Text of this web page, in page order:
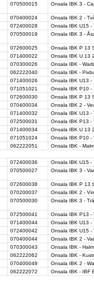
070500015 Onsala IBK 3 -
070400024
Onsala IBK 2 -
072400028
Onsala IBK U15 -
070500019 Onsala IBK 3 -
072600025
Onsala IBK P 13
071400022
Onsala IBK U 13
070300026
Onsala IBK -
062222040
Onsala IBK -
071400026
Onsala IBK U13 -
071051021
Onsala IBK P10 -
072600030
Onsala IBK P 13
070400034
Onsala IBK 2 -
071400032
Onsala IBK U13 -
072500031
Onsala IBK P13 -
071400034
Onsala IBK U 13
071051024
Onsala IBK P10 -
062222051
Onsala IBK -
072400036
Onsala IBK U15 -
070500027 Onsala IBK 3 -
072600038
Onsala IBK P 13
070200037
Onsala IBK 2 -
070500030 Onsala IBK 3 -
072500041
Onsala IBK P13 -
071400044
Onsala IBK U13 -
072400042
Onsala IBK U15 -
070400044
Onsala IBK 2 -
070300043
Onsala IBK -
062222062
Onsala IBK -
070400049
Onsala IBK 2 -
062222072
Onsala IBK - IBF